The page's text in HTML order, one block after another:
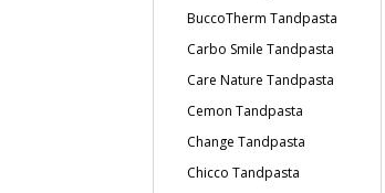
BuccoTherm Tandpasta
Carbo Smile Tandpasta
Care Nature Tandpasta
Cemon Tandpasta
Change Tandpasta
Chicco Tandpasta